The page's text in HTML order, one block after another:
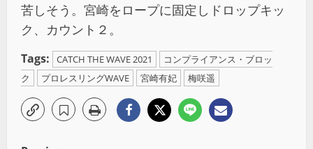
苦しそう。宮崎をロープに固定しドロップキッ
ク、カウント２。
Tags: CATCH THE WAVE 2021
コンプライアンス・ブロッ
ク
プロレスリングWAVE 宮崎有妃 梅咲遥